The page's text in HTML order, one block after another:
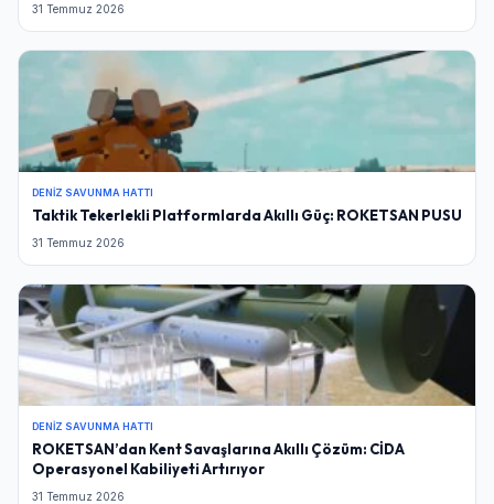
31 Temmuz 2026
DENIZ SAVUNMA HATTI
Taktik Tekerlekli Platformlarda Akıllı Güç: ROKETSAN PUSU
31 Temmuz 2026
DENIZ SAVUNMA HATTI
ROKETSAN’dan Kent Savaşlarına Akıllı Çözüm: CİDA
Operasyonel Kabiliyeti Artırıyor
31 Temmuz 2026